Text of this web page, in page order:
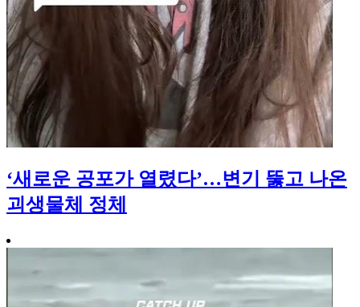
‘새로운 공포가 열렸다’…변기 뚫고 나온
괴생물체 정체